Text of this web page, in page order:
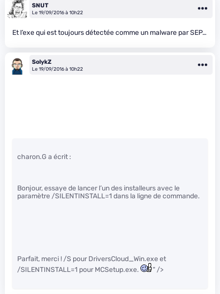
SNUT
Le 19/09/2016 à 10h22
Et l’exe qui est toujours détectée comme un malware par SEP…
SolykZ
Le 19/09/2016 à 10h22
charon.G a écrit :
Bonjour, essaye de lancer l’un des installeurs avec le
paramètre /SILENTINSTALL=1 dans la ligne de commande.
Parfait, merci ! /S pour DriversCloud_Win.exe et
/SILENTINSTALL=1 pour MCSetup.exe.
" />